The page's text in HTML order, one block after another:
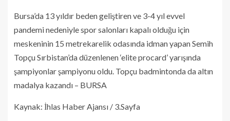
Bursa’da 13 yıldır beden geliştiren ve 3-4 yıl evvel
pandemi nedeniyle spor salonları kapalı olduğu için
meskeninin 15 metrekarelik odasında idman yapan Semih
Topçu Sırbistan’da düzenlenen ‘elite procard’ yarışında
şampiyonlar şampiyonu oldu. Topçu badmintonda da altın
madalya kazandı – BURSA
Kaynak: İhlas Haber Ajansı / 3.Sayfa